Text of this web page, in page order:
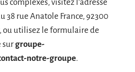
complexes, visitez l’adresse
38 rue Anatole France, 92300
ou utilisez le formulaire de
sur groupe-
notre-groupe.